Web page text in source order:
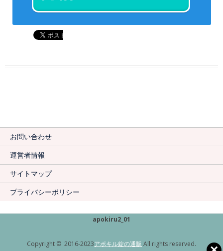
お問い合わせ
運営者情報
サイトマップ
プライバシーポリシー
apokiru2_01
Copyright © 2016-2023アポキル錠の通販 All rights reserved.